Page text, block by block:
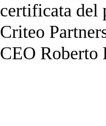
certificata del
Criteo
CEO Roberto